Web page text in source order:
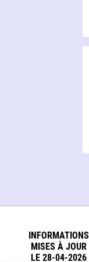
INFORMATIONS
MISES À JOUR
LE 28-04-2026